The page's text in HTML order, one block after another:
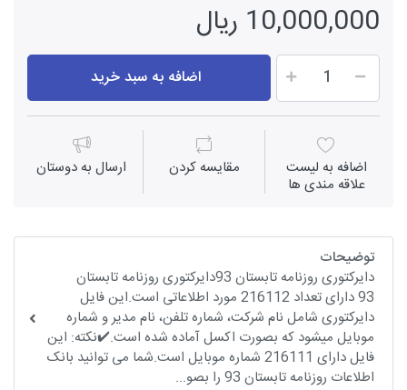
10,000,000 ریال
اضافه به سبد خرید
اضافه به لیست
علاقه مندی ها
مقايسه كردن ارسال به دوستان
توضیحات
دایرکتوری روزنامه تابستان 93دایرکتوری روزنامه تابستان
93 دارای تعداد 216112 مورد اطلاعاتی است.این فایل
دایرکتوری شامل نام شرکت، شماره تلفن، نام مدیر و شماره
موبایل میشود که بصورت اکسل آماده شده است.✔️نکته: این
فایل دارای 216111 شماره موبایل است.شما می توانید بانک
اطلاعات روزنامه تابستان 93 را بصو...